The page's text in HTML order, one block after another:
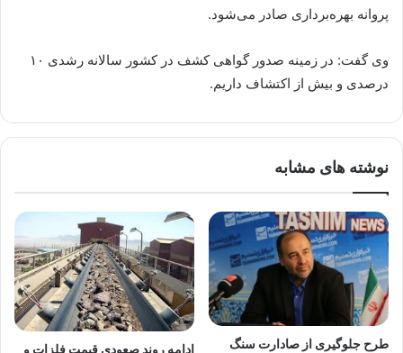
پروانه بهره‌برداری صادر می‌شود.
وی گفت: در زمینه صدور گواهی كشف در كشور سالانه رشدی ۱۰
درصدی و بیش از اكتشاف داریم.
نوشته های مشابه
طرح جلوگیری از صادارت سنگ
ادامه روند صعودی قیمت فلزات و